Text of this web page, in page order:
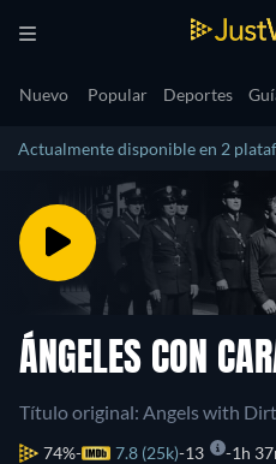
Nuevo Popular Deportes
Actualmente disponible en 2
ÁNGELES CON
Título original: Angels with
74% 7.8 (25k) 13 1h